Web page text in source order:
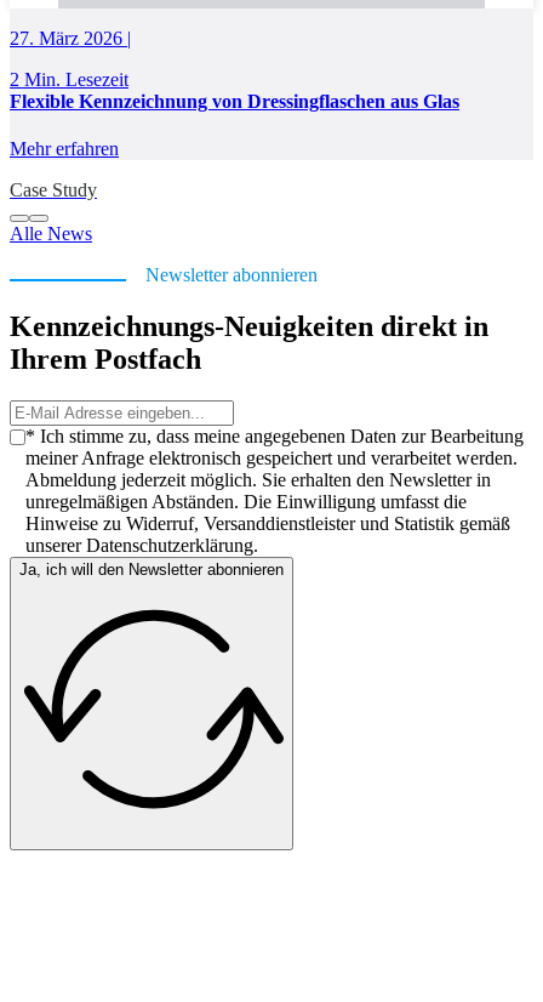
27. März 2026 |
2 Min. Lesezeit
Flexible Kennzeichnung von Dressingflaschen aus Glas
Mehr erfahren
Case Study
Alle News
Newsletter abonnieren
Kennzeichnungs-Neuigkeiten direkt in
Ihrem Postfach
* Ich stimme zu, dass meine angegebenen Daten zur Bearbeitung
meiner Anfrage elektronisch gespeichert und verarbeitet werden.
Abmeldung jederzeit möglich. Sie erhalten den Newsletter in
unregelmäßigen Abständen. Die Einwilligung umfasst die
Hinweise zu Widerruf, Versanddienstleister und Statistik gemäß
unserer Datenschutzerklärung.
Ja, ich will den Newsletter abonnieren